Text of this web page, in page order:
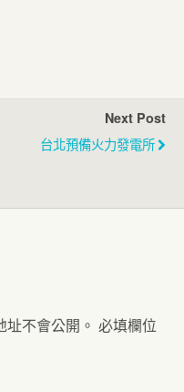
Next Post
台北預備火力發電所
不會公開。 必填欄位